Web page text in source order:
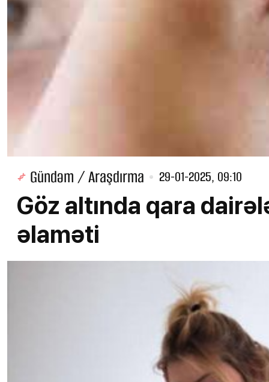
Gündəm / Araşdırma 29-01-2025, 09:10
Göz altında qara
əlaməti